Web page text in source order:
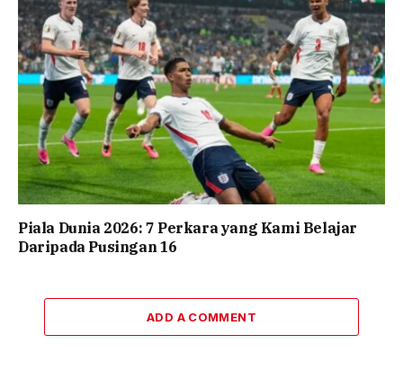
Piala Dunia 2026: 7 Perkara yang Kami Belajar
Daripada Pusingan 16
ADD A COMMENT